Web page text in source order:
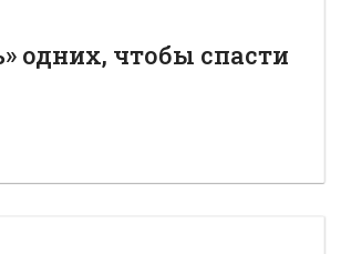
одних, чтобы спасти